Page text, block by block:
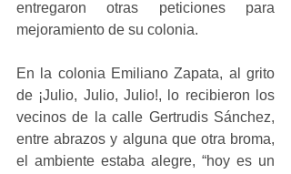
entregaron otras peticiones para
mejoramiento de su colonia.
En la colonia Emiliano Zapata, al grito
de ¡Julio, Julio, Julio!, lo recibieron los
vecinos de la calle Gertrudis Sánchez,
entre abrazos y alguna que otra broma,
el ambiente estaba alegre, “hoy es un